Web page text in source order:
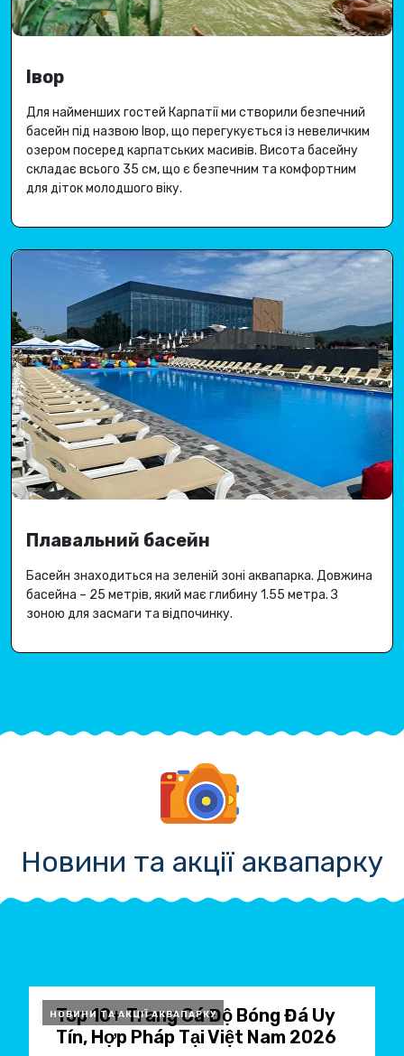
Івор
Для найменших гостей Карпатії ми створили безпечний
басейн під назвою Івор, що перегукується із невеличким
озером посеред карпатських масивів. Висота басейну
складає всього 35 см, що є безпечним та комфортним
для діток молодшого віку.
Плавальний басейн
Басейн знаходиться на зеленій зоні аквапарка. Довжина
басейна – 25 метрів, який має глибину 1.55 метра.З
зоною для засмаги та відпочинку.
Новини та акції аквапарку
Top 10+ Trang Cá Độ Bóng Đá Uy
Tín, Hợp Pháp Tại Việt Nam 2026
НОВИНИ ТА АКЦІЇ АКВАПАРКУ